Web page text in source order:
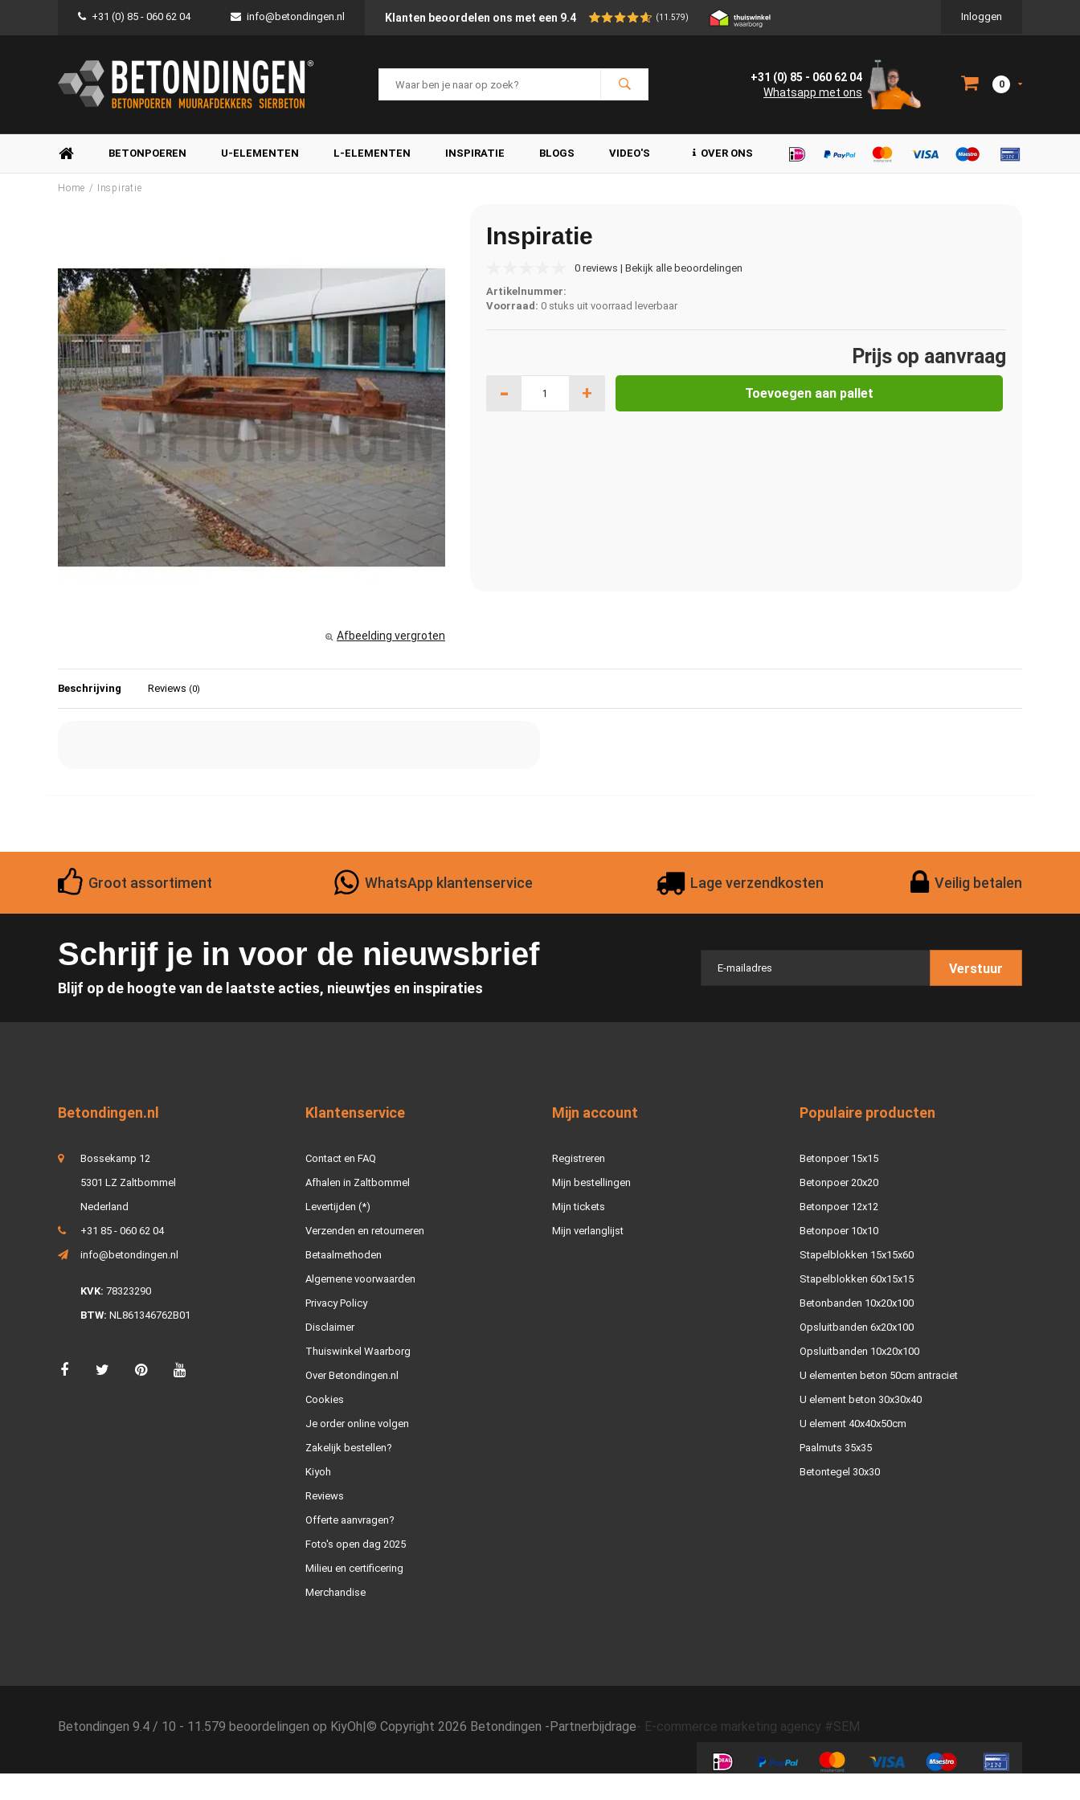
+31 (0) 85 - 060 62 04 info@betondingen.nl Klanten beoordelen ons met een 9.4 (11.579) Inloggen
+31 (0) 85 - 060 62 04
Whatsapp met ons
0
BETONPOEREN U-ELEMENTEN L-ELEMENTEN INSPIRATIE BLOGS VIDEO'S OVER ONS
Home / Inspiratie
Afbeelding vergroten
Inspiratie
0 reviews | Bekijk alle beoordelingen
Artikelnummer:
Voorraad: 0 stuks uit voorraad leverbaar
Prijs op aanvraag
- + Toevoegen aan pallet
Beschrijving Reviews (0)
Groot assortiment WhatsApp klantenservice Lage verzendkosten Veilig betalen
Schrijf je in voor de nieuwsbrief
Blijf op de hoogte van de laatste acties, nieuwtjes en inspiraties
Verstuur
Betondingen.nl
Bossekamp 12
5301 LZ Zaltbommel
Nederland
+31 85 - 060 62 04
info@betondingen.nl
KVK: 78323290
BTW: NL861346762B01
Klantenservice
Contact en FAQ
Afhalen in Zaltbommel
Levertijden (*)
Verzenden en retourneren
Betaalmethoden
Algemene voorwaarden
Privacy Policy
Disclaimer
Thuiswinkel Waarborg
Over Betondingen.nl
Cookies
Je order online volgen
Zakelijk bestellen?
Kiyoh
Reviews
Offerte aanvragen?
Foto's open dag 2025
Milieu en certificering
Merchandise
Mijn account
Registreren
Mijn bestellingen
Mijn tickets
Mijn verlanglijst
Populaire producten
Betonpoer 15x15
Betonpoer 20x20
Betonpoer 12x12
Betonpoer 10x10
Stapelblokken 15x15x60
Stapelblokken 60x15x15
Betonbanden 10x20x100
Opsluitbanden 6x20x100
Opsluitbanden 10x20x100
U elementen beton 50cm antraciet
U element beton 30x30x40
U element 40x40x50cm
Paalmuts 35x35
Betontegel 30x30
Betondingen 9.4 / 10 - 11.579 beoordelingen op KiyOh|© Copyright 2026 Betondingen -Partnerbijdrage- E-commerce marketing agency #SEM